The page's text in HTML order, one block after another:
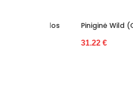
Piniginė Wild (GG6476)